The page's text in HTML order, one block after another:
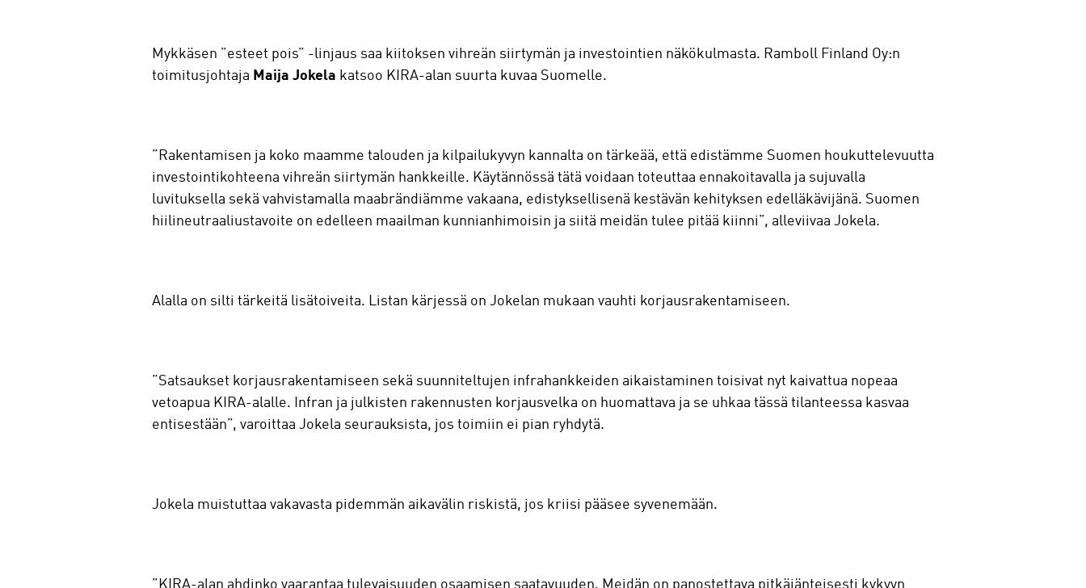
Mykkäsen ”esteet pois” -linjaus saa kiitoksen vihreän siirtymän ja investointien näkökulmasta. Ramboll Finland Oy:n
toimitusjohtaja Maija Jokela katsoo KIRA-alan suurta kuvaa Suomelle.
”Rakentamisen ja koko maamme talouden ja kilpailukyvyn kannalta on tärkeää, että edistämme Suomen houkuttelevuutta
investointikohteena vihreän siirtymän hankkeille. Käytännössä tätä voidaan toteuttaa ennakoitavalla ja sujuvalla
luvituksella sekä vahvistamalla maabrändiämme vakaana, edistyksellisenä kestävän kehityksen edelläkävijänä. Suomen
hiilineutraaliustavoite on edelleen maailman kunnianhimoisin ja siitä meidän tulee pitää kiinni”, alleviivaa Jokela.
Alalla on silti tärkeitä lisätoiveita. Listan kärjessä on Jokelan mukaan vauhti korjausrakentamiseen.
”Satsaukset korjausrakentamiseen sekä suunniteltujen infrahankkeiden aikaistaminen toisivat nyt kaivattua nopeaa
vetoapua KIRA-alalle. Infran ja julkisten rakennusten korjausvelka on huomattava ja se uhkaa tässä tilanteessa kasvaa
entisestään”, varoittaa Jokela seurauksista, jos toimiin ei pian ryhdytä.
Jokela muistuttaa vakavasta pidemmän aikavälin riskistä, jos kriisi pääsee syvenemään.
”KIRA-alan ahdinko vaarantaa tulevaisuuden osaamisen saatavuuden. Meidän on panostettava pitkäjänteisesti kykyyn